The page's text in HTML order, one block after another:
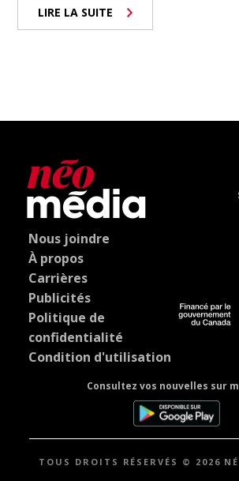
LIRE LA SUITE
Nous joindre
À propos
Carrières
Publicités
Politique de
confidentialité
Condition d'utilisation
Consultez vos nouvelles sur
TOUS DROITS RÉSERVÉS © 2026